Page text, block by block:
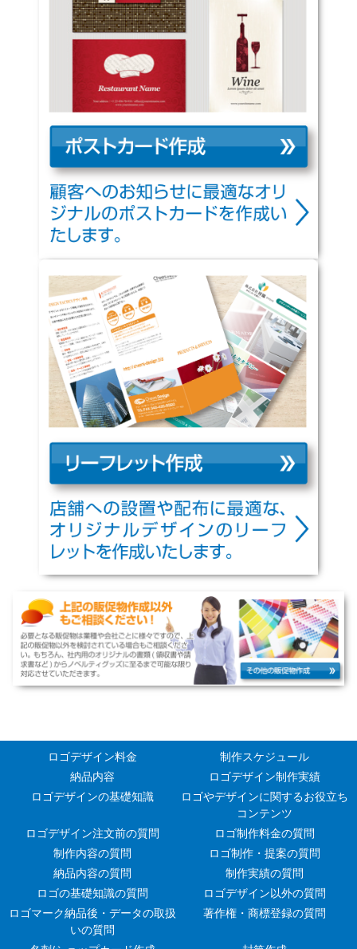
ロゴデザイン料金
制作スケジュール
納品内容
ロゴデザイン制作実績
ロゴデザインの基礎知識
ロゴやデザインに関するお役立ち
コンテンツ
ロゴデザイン注文前の質問
ロゴ制作料金の質問
制作内容の質問
ロゴ制作・提案の質問
納品内容の質問
制作実績の質問
ロゴの基礎知識の質問
ロゴデザイン以外の質問
ロゴマーク納品後・データの取扱
いの質問
著作権・商標登録の質問